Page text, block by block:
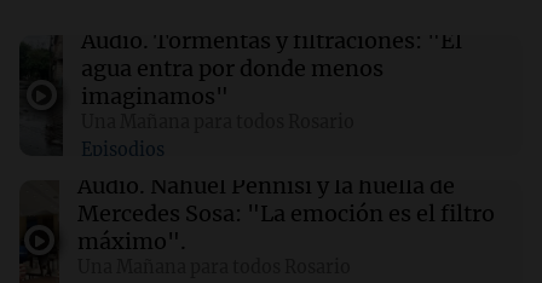
Reducir alimentos dulces no disminuye
antojos ni mejora la salud, según estudio
01:29 Mundo
El lago Mead alcanza su nivel más bajo en 90
años, evidenciando la crisis hídrica en EE.UU.
Audio. Tormentas y filtraciones: "El
agua entra por donde menos
imaginamos"
Episodios
Audio. Nahuel Pennisi y la huella de
Mercedes Sosa: "La emoción es el filtro
máximo".